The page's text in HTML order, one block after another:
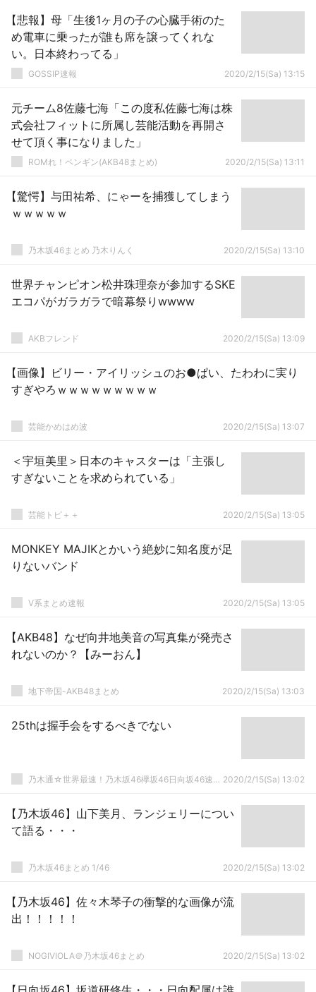
【悲報】母「生後1ヶ月の子の心臓手術のた
め電車に乗ったが誰も席を譲ってくれな
い。日本終わってる」
GOSSIP速報 2020/2/15(Sa) 13:15
元チーム8佐藤七海「この度私佐藤七海は株
式会社フィットに所属し芸能活動を再開さ
せて頂く事になりました」
ROMれ！ペンギン(AKB48まとめ) 2020/2/15(Sa) 13:11
【驚愕】与田祐希、にゃーを捕獲してしまう
ｗｗｗｗｗ
乃木坂46まとめ 乃木りんく 2020/2/15(Sa) 13:10
世界チャンピオン松井珠理奈が参加するSKE
エコパがガラガラで暗幕祭りwwww
AKBフレンド 2020/2/15(Sa) 13:09
【画像】ビリー・アイリッシュのお●ぱい、たわわに実り
すぎやろｗｗｗｗｗｗｗｗｗ
芸能かめはめ波 2020/2/15(Sa) 13:07
＜宇垣美里＞日本のキャスターは「主張し
すぎないことを求められている」
芸能トピ＋＋ 2020/2/15(Sa) 13:05
MONKEY MAJIKとかいう絶妙に知名度が足
りないバンド
V系まとめ速報 2020/2/15(Sa) 13:05
【AKB48】なぜ向井地美音の写真集が発売さ
れないのか？【みーおん】
地下帝国-AKB48まとめ 2020/2/15(Sa) 13:03
25thは握手会をするべきでない
乃木通☆世界最速！乃木坂46欅坂46日向坂46速報まとめ 2020/2/15(Sa) 13:02
【乃木坂46】山下美月、ランジェリーについ
て語る・・・
乃木坂46まとめ 1/46 2020/2/15(Sa) 13:02
【乃木坂46】佐々木琴子の衝撃的な画像が流
出！！！！！
NOGIVIOLA＠乃木坂46まとめ 2020/2/15(Sa) 13:02